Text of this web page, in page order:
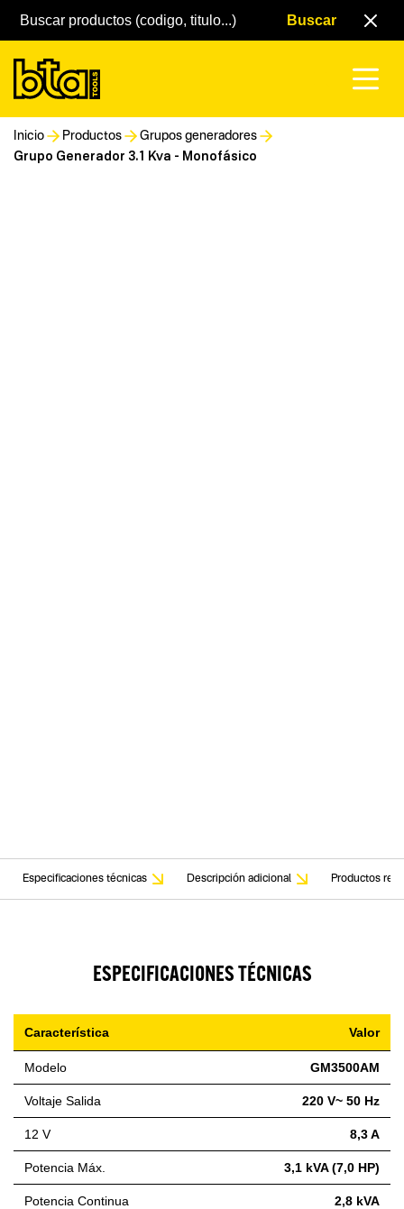
Inicio Productos Grupos generadores
Grupo Generador 3.1 Kva - Monofásico
Especificaciones técnicas Descripción adicional Productos
ESPECIFICACIONES TÉCNICAS
Característica Valor
Modelo GM3500AM
Voltaje Salida 220 V~ 50 Hz
12 V 8,3 A
Potencia Máx. 3,1 kVA (7,0 HP)
Potencia Continua 2,8 kVA